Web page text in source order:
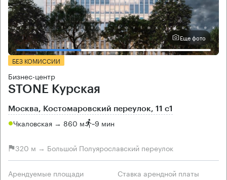
Еще фото
БЕЗ КОМИССИИ
Бизнес-центр
STONE Курская
Москва, Костомаровский переулок, 11 с1
Чкаловская → 860 м ~9 мин
320 м → Большой Полуярославский переулок
Арендуемые площади Ставка арендной платы